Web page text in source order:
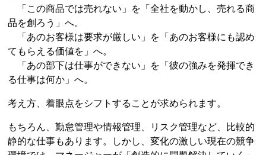
「この商品では売れない」を「全社を動かし、売れる商
品を創ろう」へ。
「あのお客様は要求が厳しい」を「あのお客様にも認め
てもらえる価値を」へ。
「あの部下は仕事ができない」を「彼の強みを発揮でき
る仕事は何か」へ。
考え方、着眼点をシフトすることが求められます。
もちろん、勤怠管理や情報管理、リスク管理など、比較的
静的な仕事もあります。しかし、変化の激しい現在の競争